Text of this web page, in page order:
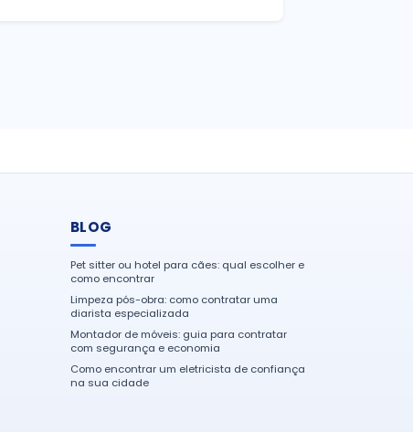
BLOG
Pet sitter ou hotel para cães: qual escolher e
como encontrar
Limpeza pós-obra: como contratar uma
diarista especializada
Montador de móveis: guia para contratar
com segurança e economia
Como encontrar um eletricista de confiança
na sua cidade